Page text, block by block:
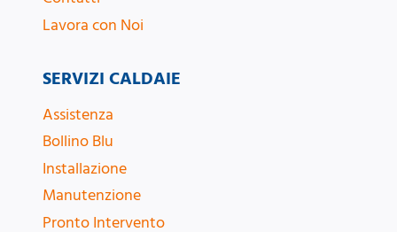
Lavora con Noi
SERVIZI CALDAIE
Assistenza
Bollino Blu
Installazione
Manutenzione
Pronto Intervento